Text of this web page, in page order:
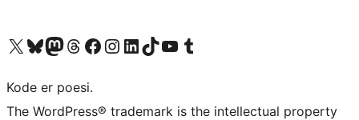
Besøg vores X (tidligere Twitter) konto
Besøg vores Bluesky-konto
Besøg vores Mastodon konto
Besøg vores Threads-konto
Besøg vores Facebook sideBesøg vores Instagram konto
Besøg vores LinkedIn konto
Besøg vores TikTok-konto
Besøg vores YouTube-kanalBesøg vores Tumblr-konto
Kode er poesi.
The WordPress® trademark is the intellectual property